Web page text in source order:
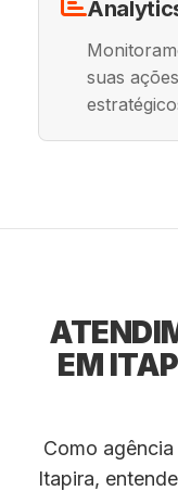
suas
EM
Como
Itapira,